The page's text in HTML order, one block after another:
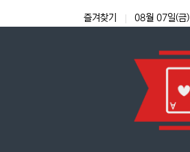
즐겨찾기 08월 07일(금)